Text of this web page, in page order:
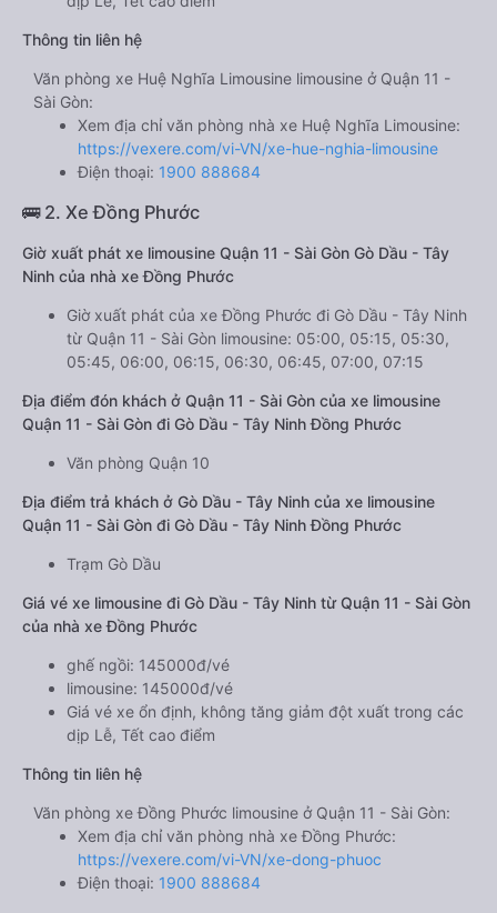
Thông tin liên hệ
Văn phòng xe Huệ Nghĩa Limousine limousine ở Quận 11 -
Sài Gòn:
Xem địa chỉ văn phòng nhà xe Huệ Nghĩa Limousine:
https://vexere.com/vi-VN/xe-hue-nghia-limousine
Điện thoại: 1900 888684
🚌 2. Xe Đồng Phước
Giờ xuất phát xe limousine Quận 11 - Sài Gòn Gò Dầu - Tây
Ninh của nhà xe Đồng Phước
Giờ xuất phát của xe Đồng Phước đi Gò Dầu - Tây Ninh
từ Quận 11 - Sài Gòn limousine: 05:00, 05:15, 05:30,
05:45, 06:00, 06:15, 06:30, 06:45, 07:00, 07:15
Địa điểm đón khách ở Quận 11 - Sài Gòn của xe limousine
Quận 11 - Sài Gòn đi Gò Dầu - Tây Ninh Đồng Phước
Văn phòng Quận 10
Địa điểm trả khách ở Gò Dầu - Tây Ninh của xe limousine
Quận 11 - Sài Gòn đi Gò Dầu - Tây Ninh Đồng Phước
Trạm Gò Dầu
Giá vé xe limousine đi Gò Dầu - Tây Ninh từ Quận 11 - Sài Gòn
của nhà xe Đồng Phước
ghế ngồi: 145000đ/vé
limousine: 145000đ/vé
Giá vé xe ổn định, không tăng giảm đột xuất trong các
dịp Lễ, Tết cao điểm
Thông tin liên hệ
Văn phòng xe Đồng Phước limousine ở Quận 11 - Sài Gòn:
Xem địa chỉ văn phòng nhà xe Đồng Phước:
https://vexere.com/vi-VN/xe-dong-phuoc
Điện thoại: 1900 888684